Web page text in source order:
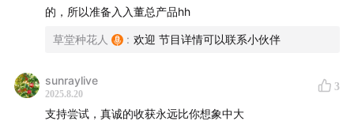
的，所以准备入入董总产品hh
草堂种花人 : 欢迎 节目详情可以联系小伙伴
sunraylive
2025.8.20
3
支持尝试，真诚的收获永远比你想象中大